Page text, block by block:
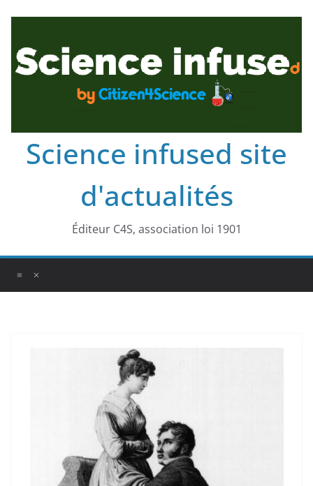
Science infused site
d'actualités
Éditeur C4S, association loi 1901